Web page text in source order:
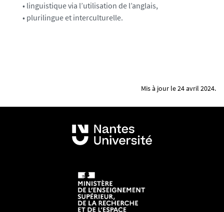
• linguistique via l’utilisation de l’anglais,
• plurilingue et interculturelle.
Mis à jour le 24 avril 2024.